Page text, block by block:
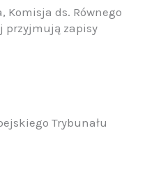
Komisja ds. Równego
przyjmują zapisy
Trybunału